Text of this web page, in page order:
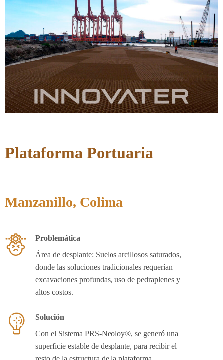
Plataforma Portuaria
Manzanillo, Colima
Problemática
Área de desplante: Suelos arcillosos saturados,
donde las soluciones tradicionales requerían
excavaciones profundas, uso de pedraplenes y
altos costos.
Solución
Con el Sistema PRS-Neoloy®, se generó una
superficie estable de desplante, para recibir el
resto de la estructura de la plataforma.